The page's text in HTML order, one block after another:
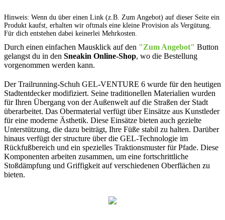
Hinweis: Wenn du über einen Link (z.B. Zum Angebot) auf dieser Seite ein
Produkt kaufst, erhalten wir oftmals eine kleine Provision als Vergütung.
Für dich entstehen dabei keinerlei Mehrkosten.
Durch einen einfachen Mausklick auf den "Zum Angebot" Button
gelangst du in den Sneakin Online-Shop, wo die Bestellung
vorgenommen werden kann.
Der Trailrunning-Schuh GEL-VENTURE 6 wurde für den heutigen
Stadtentdecker modifiziert. Seine traditionellen Materialien wurden
für Ihren Übergang von der Außenwelt auf die Straßen der Stadt
überarbeitet. Das Obermaterial verfügt über Einsätze aus Kunstleder
für eine moderne Ästhetik. Diese Einsätze bieten auch gezielte
Unterstützung, die dazu beiträgt, Ihre Füße stabil zu halten. Darüber
hinaus verfügt der structure über die GEL-Technologie im
Rückfußbereich und ein spezielles Traktionsmuster für Pfade. Diese
Komponenten arbeiten zusammen, um eine fortschrittliche
Stoßdämpfung und Griffigkeit auf verschiedenen Oberflächen zu
bieten.